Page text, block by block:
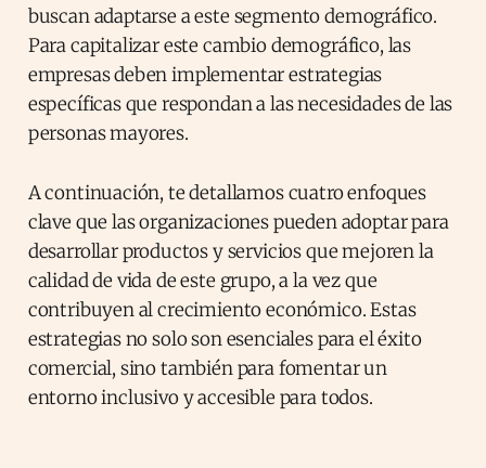
buscan adaptarse a este segmento demográfico.
Para capitalizar este cambio demográfico, las
empresas deben implementar estrategias
específicas que respondan a las necesidades de las
personas mayores.
A continuación, te detallamos cuatro enfoques
clave que las organizaciones pueden adoptar para
desarrollar productos y servicios que mejoren la
calidad de vida de este grupo, a la vez que
contribuyen al crecimiento económico. Estas
estrategias no solo son esenciales para el éxito
comercial, sino también para fomentar un
entorno inclusivo y accesible para todos.